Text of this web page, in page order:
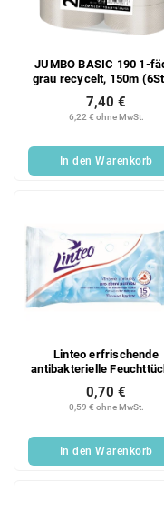
JUMBO BASIC 190 1-
grau recycelt, 150m
6,22 € ohne MwSt.
7,40 €
In den Warenkorb
Linteo erfrischende
antibakterielle
15 Stk.
0,59 € ohne MwSt.
0,70 €
In den Warenkorb